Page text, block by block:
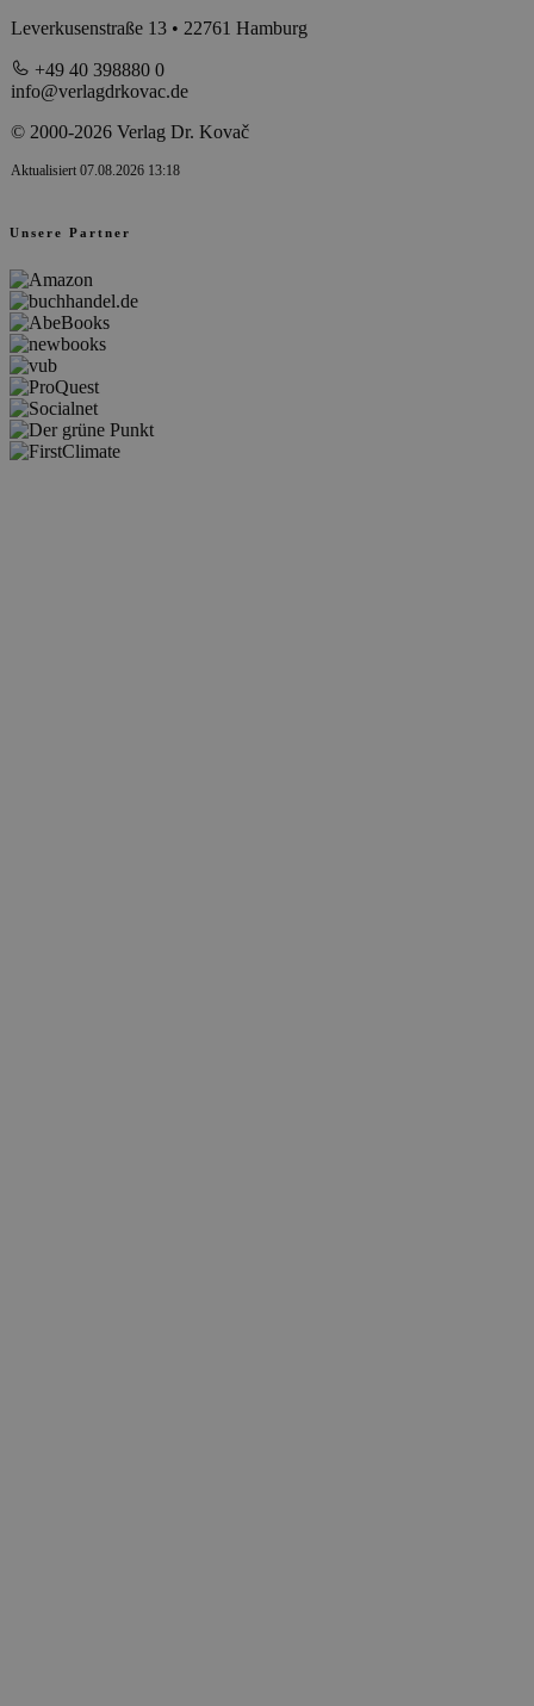
Leverkusenstraße 13 • 22761 Hamburg
+49 40 398880 0
info@verlagdrkovac.de
© 2000-2026 Verlag Dr. Kovač
Aktualisiert 07.08.2026 13:18
Unsere Partner